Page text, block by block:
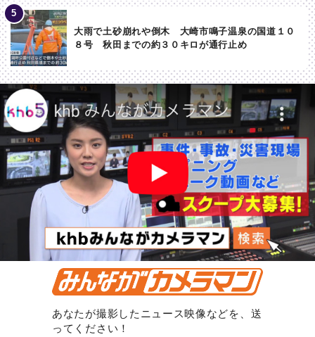
大雨で土砂崩れや倒木 大崎市鳴子温泉の国道１０
８号 秋田までの約３０キロが通行止め
あなたが撮影したニュース映像などを、送
ってください！